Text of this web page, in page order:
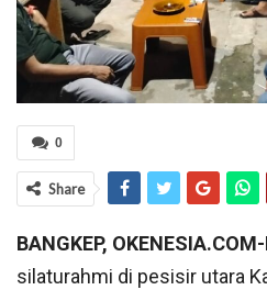
0
Share
BANGKEP, OKENESIA.COM-
silaturahmi di pesisir utara